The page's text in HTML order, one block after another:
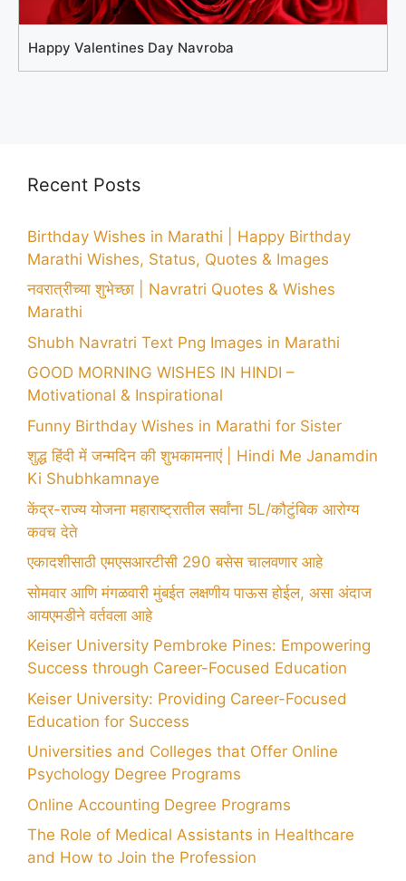
Happy Valentines Day Navroba
Recent Posts
Birthday Wishes in Marathi | Happy Birthday
Marathi Wishes, Status, Quotes & Images
नवरात्रीच्या शुभेच्छा | Navratri Quotes & Wishes
Marathi
Shubh Navratri Text Png Images in Marathi
GOOD MORNING WISHES IN HINDI –
Motivational & Inspirational
Funny Birthday Wishes in Marathi for Sister
शुद्ध हिंदी में जन्मदिन की शुभकामनाएं | Hindi Me Janamdin
Ki Shubhkamnaye
केंद्र-राज्य योजना महाराष्ट्रातील सर्वांना 5L/कौटुंबिक आरोग्य
कवच देते
एकादशीसाठी एमएसआरटीसी 290 बसेस चालवणार आहे
सोमवार आणि मंगळवारी मुंबईत लक्षणीय पाऊस होईल, असा अंदाज
आयएमडीने वर्तवला आहे
Keiser University Pembroke Pines: Empowering
Success through Career-Focused Education
Keiser University: Providing Career-Focused
Education for Success
Universities and Colleges that Offer Online
Psychology Degree Programs
Online Accounting Degree Programs
The Role of Medical Assistants in Healthcare
and How to Join the Profession